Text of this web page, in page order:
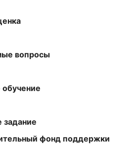
вопросы
задание
фонд поддержки